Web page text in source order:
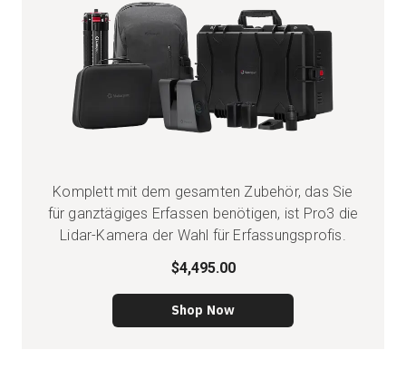
Komplett mit dem gesamten Zubehör, das Sie
für ganztägiges Erfassen benötigen, ist Pro3 die
Lidar-Kamera der Wahl für Erfassungsprofis.
$4,495.00
Shop Now